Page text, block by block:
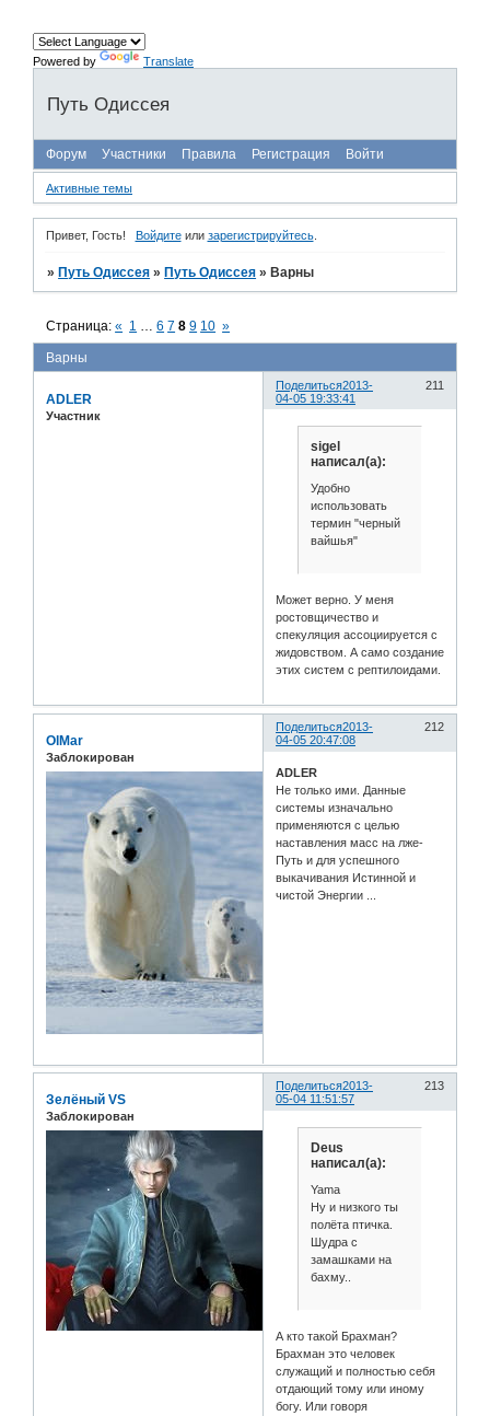
Powered by Translate
Путь Одиссея
Форум Участники Правила Регистрация Войти
Активные темы
Привет, Гость! Войдитеили зарегистрируйтесь.
» Путь Одиссея » Путь Одиссея » Варны
Варны
Страница:« 1 6 7 8 9 10 »
Поделиться 211
2013-
04-05 19:33:41
ADLER
Участник
sigel
написал(а):
Удобно
использовать
термин "черный
вайшья"
Может верно. У меня
ростовщичество и
спекуляция ассоциируется с
жидовством. А само создание
этих систем с рептилоидами.
Поделиться 212
2013-
04-05 20:47:08
OlMar
Заблокирован
ADLER
Не только ими. Данные
системы изначально
применяются с целью
наставления масс на лже-
Путь и для успешного
выкачивания Истинной и
чистой Энергии ...
Поделиться 213
2013-
05-04 11:51:57
Зелёный VS
Заблокирован
Deus
написал(а):
Yama
Ну и низкого ты
полёта птичка.
Шудра с
замашками на
бахму..
А кто такой Брахман?
Брахман это человек
служащий и полностью себя
отдающий тому или иному
богу. Или говоря